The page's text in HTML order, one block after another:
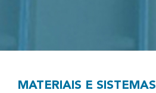
MATERIAIS E SISTEMAS